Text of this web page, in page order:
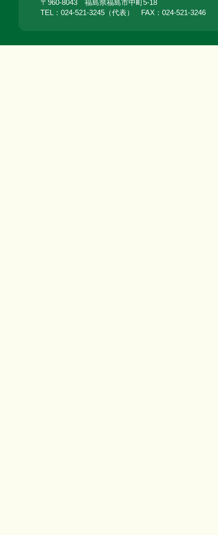
〒960-8043 福島県福島市中町5-18
TEL：024‐521‐3245（代表） FAX：024‐521‐3246